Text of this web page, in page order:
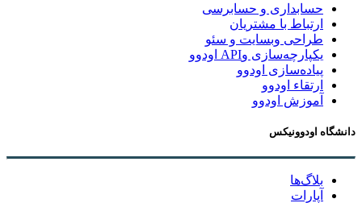
حسابداری و حسابرسی
ارتباط با مشتریان
طراحی وبسایت و سئو
یکپارچه‌سازی وAPI اودوو
پیاده‌سازی اودوو
ارتقاء اودوو
آموزش اودوو
دانشگاه اودوونیکس
بلاگ‌ها
آپارات